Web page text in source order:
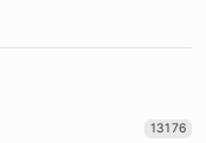
13176